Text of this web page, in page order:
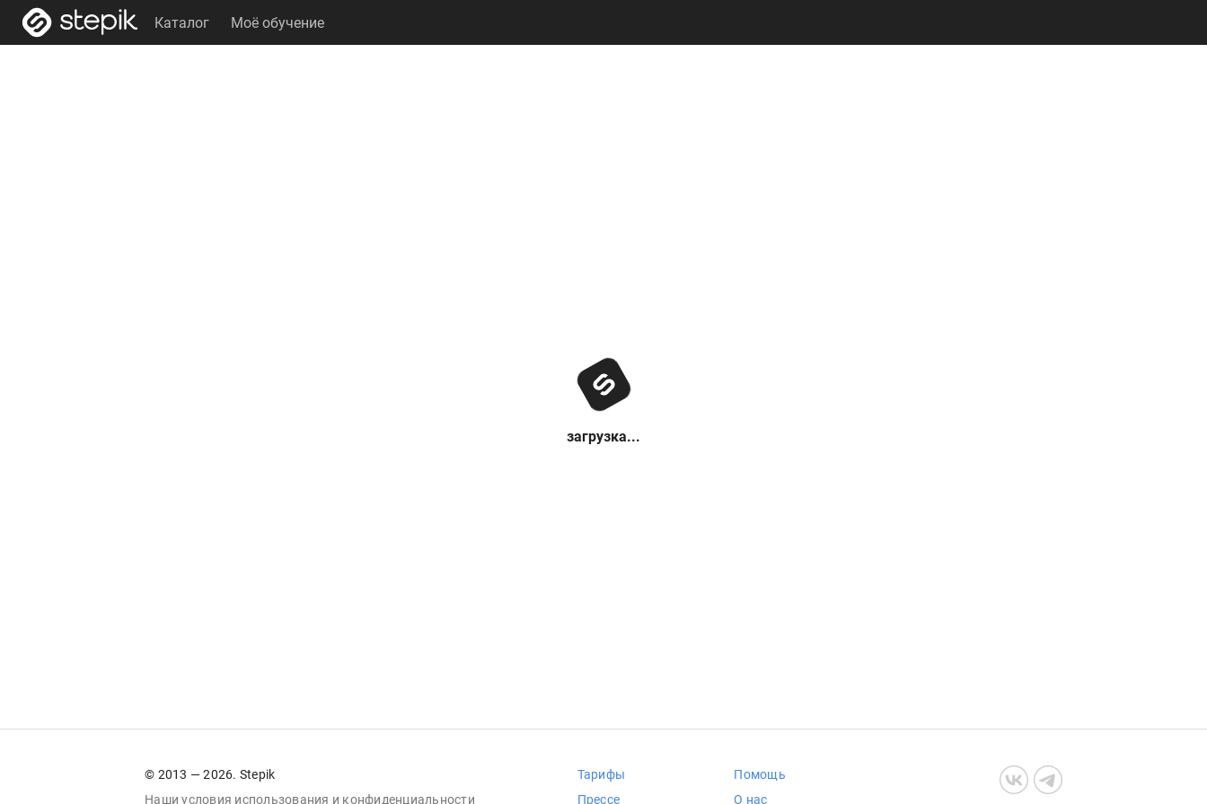
Каталог Моё обучение
загрузка...
© 2013 — 2026. Stepik
Наши условия использования и конфиденциальности
Тарифы
Прессе
Помощь
О нас